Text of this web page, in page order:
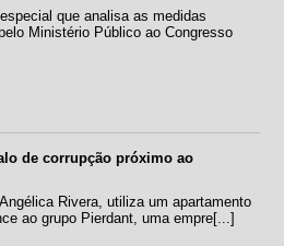
que analisa as medidas
Ministério Público ao Congresso
de corrupção próximo ao
Rivera, utiliza um apartamento
ao grupo Pierdant, uma empre[...]